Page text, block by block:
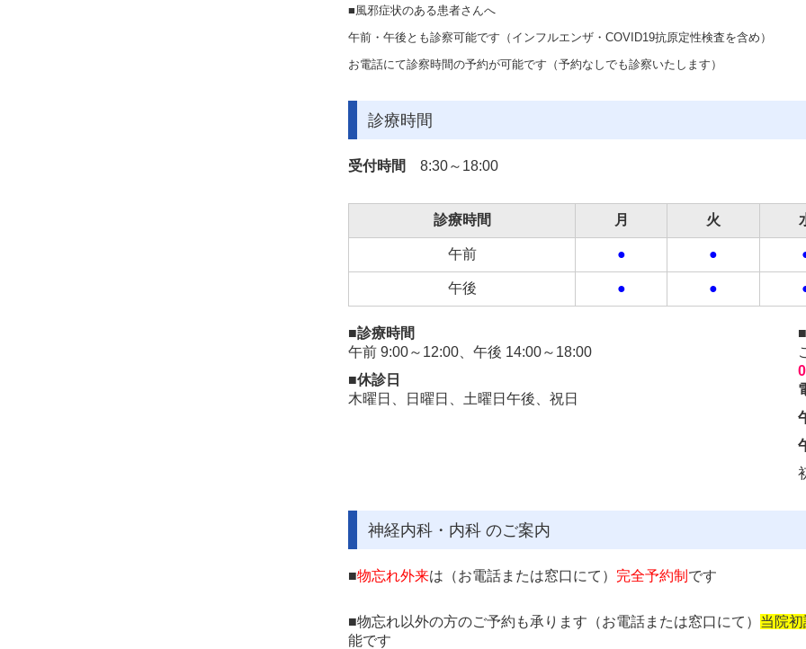
■風邪症状のある患者さんへ
午前・午後とも診察可能です（インフルエンザ・COVID19抗原定性検査を含め）
お電話にて診察時間の予約が可能です（予約なしでも診察いたします）
診療時間
受付時間 8:30～18:00
診療時間 月 火
午前 ● ●
午後 ● ●
■診療時間
午前 9:00～12:00、午後 14:00～18:00
■休診日
木曜日、日曜日、土曜日午後、祝日
神経内科・内科 のご案内
■物忘れ外来は（お電話または窓口にて） 完全予約制 です
■物忘れ以外の方のご予約も承ります（お電話または窓口にて） 当院
能です